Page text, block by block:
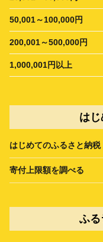
50,001～100,000円
200,001～500,000円
1,000,001円以上
は
はじめてのふるさと納税
寄付上限額を調べる
ふる